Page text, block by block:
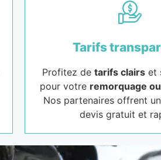
Tarifs
Profitez de tarifs clairs et
pour votre remorquage
Nos partenaires offrent
devis gratuit et